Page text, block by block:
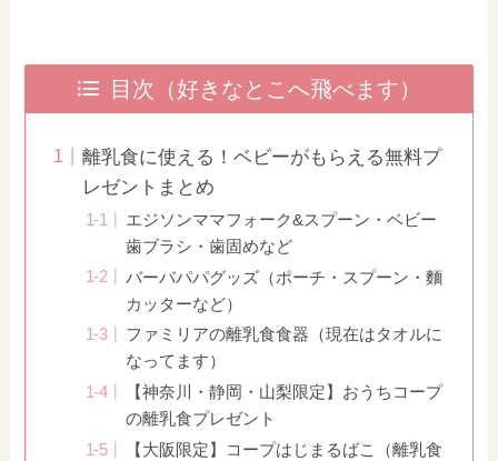
目次（好きなとこへ飛べます）
離乳食に使える！ベビーがもらえる無料プ
レゼントまとめ
エジソンママフォーク&スプーン・ベビー
歯ブラシ・歯固めなど
バーバパパグッズ（ポーチ・スプーン・麵
カッターなど）
ファミリアの離乳食食器（現在はタオルに
なってます）
【神奈川・静岡・山梨限定】おうちコープ
の離乳食プレゼント
【大阪限定】コープはじまるばこ（離乳食